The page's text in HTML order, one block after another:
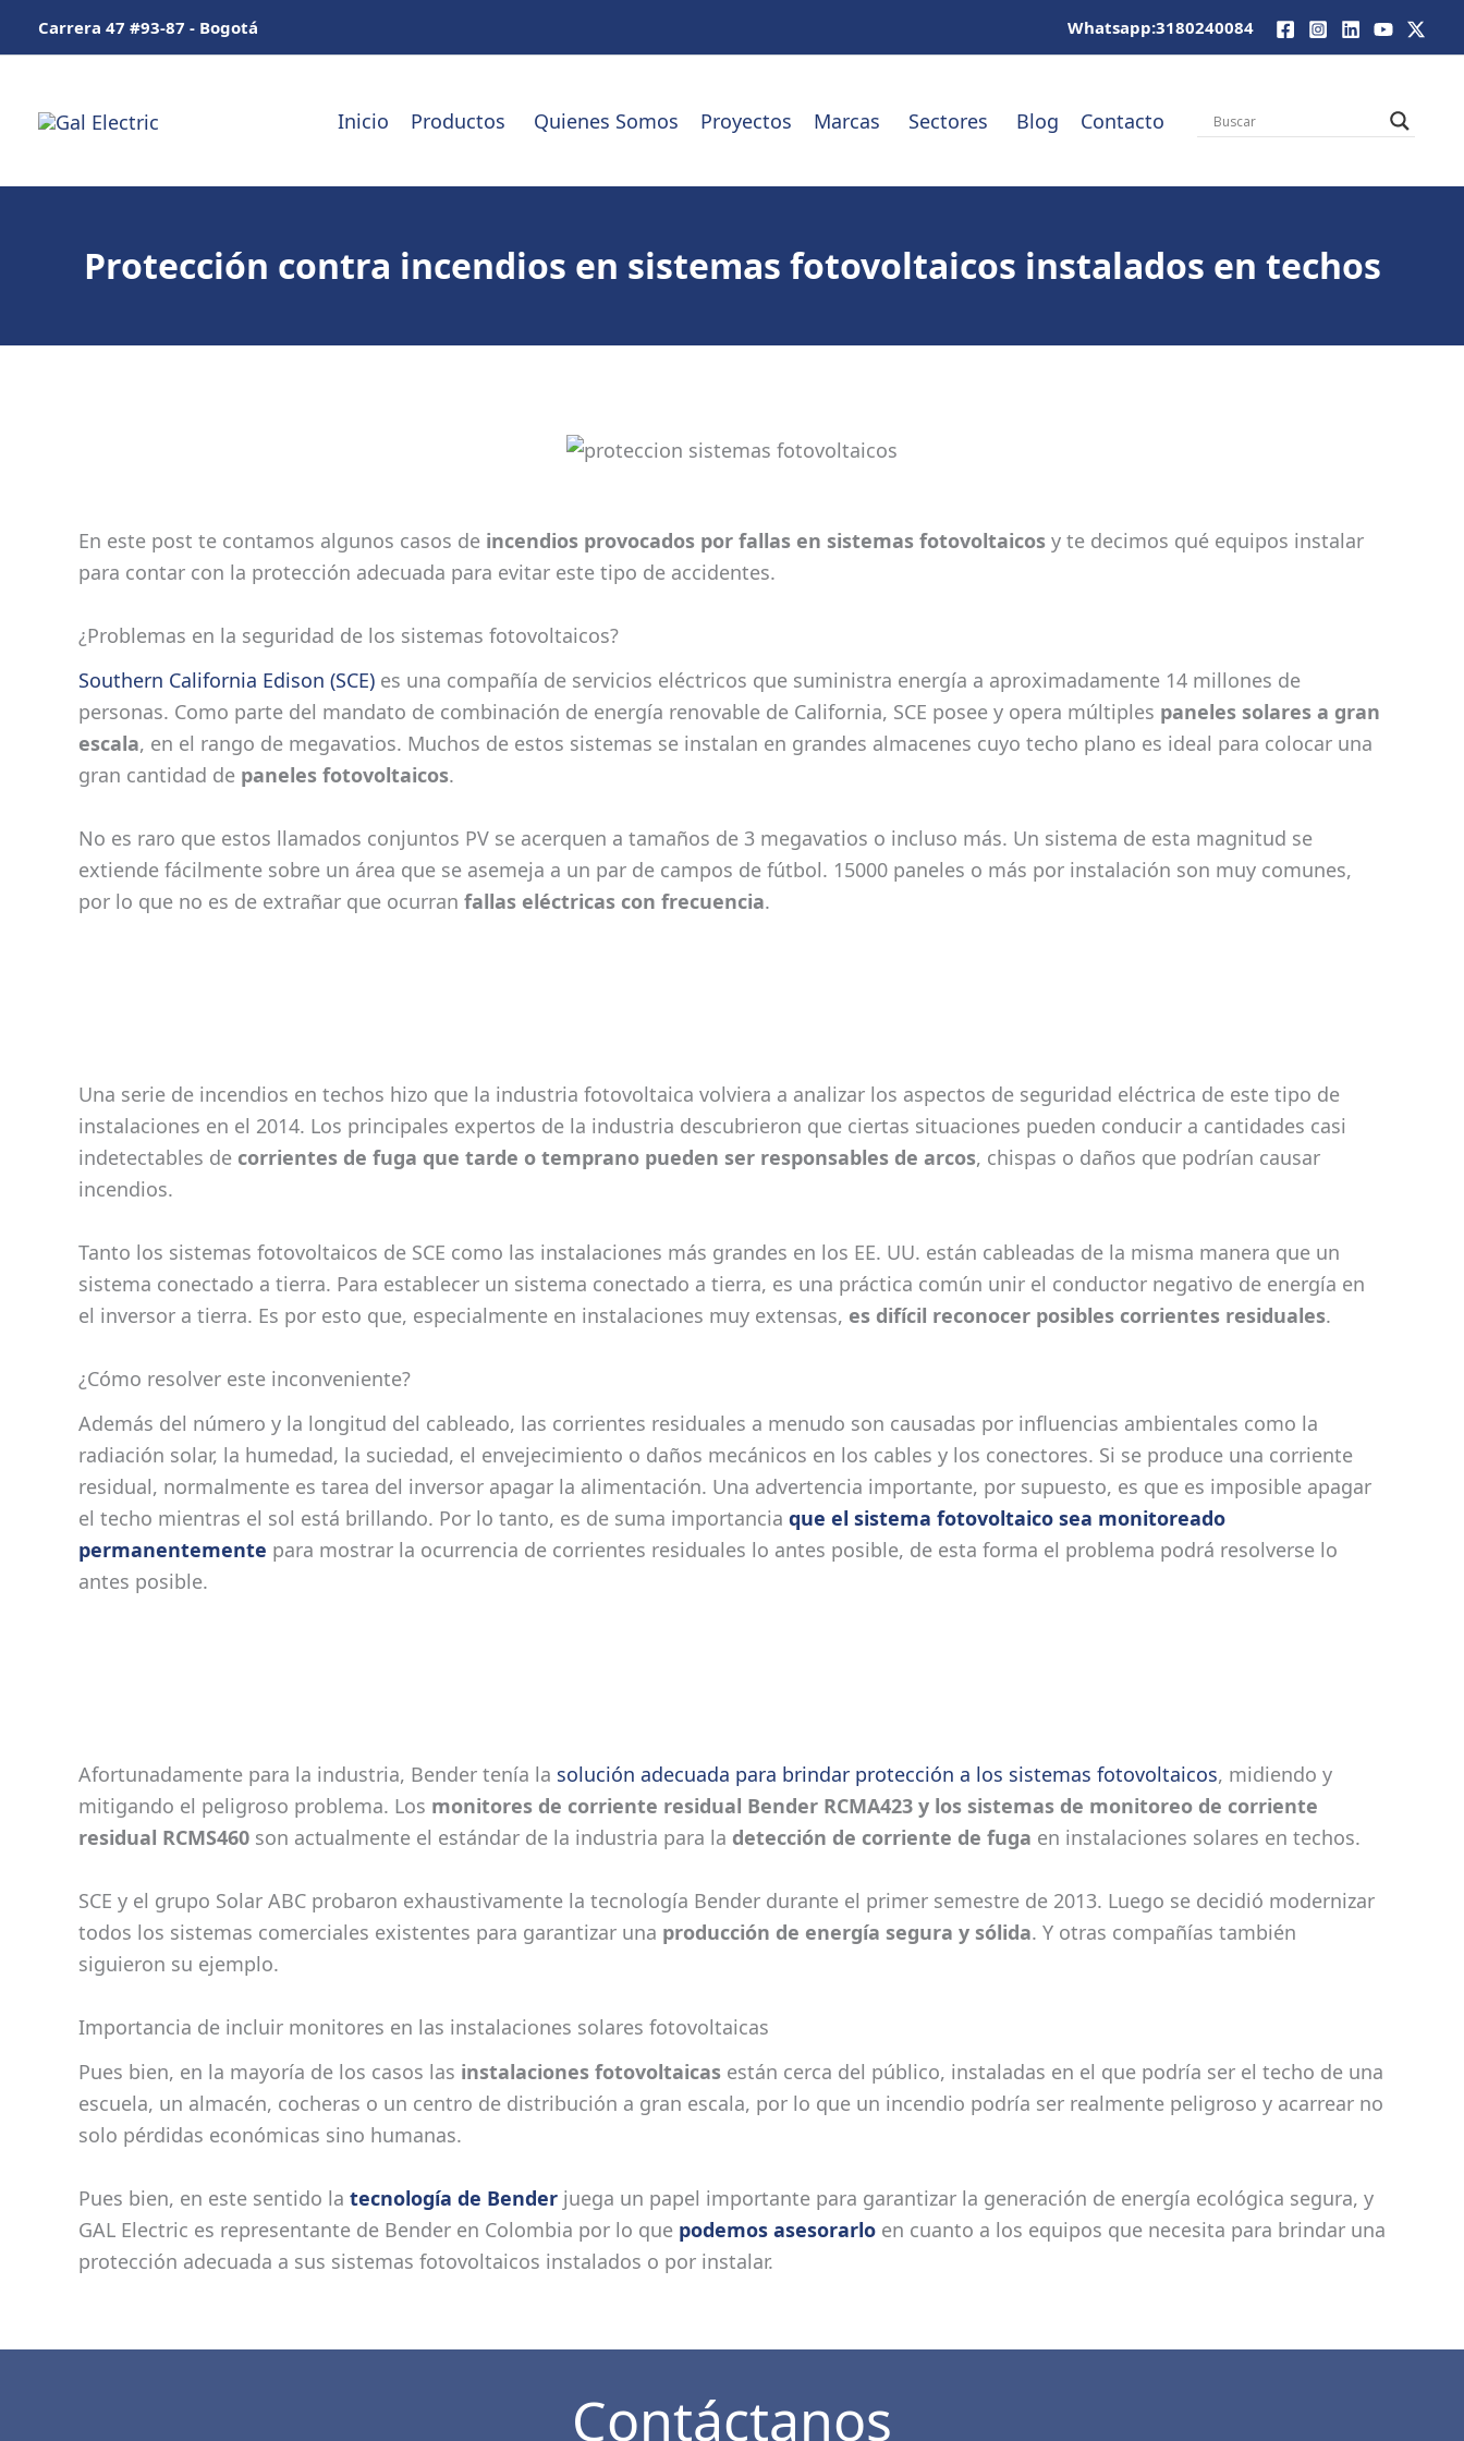
Carrera 47 #93-87 - Bogotá Whatsapp:3180240084
Inicio Productos Quienes Somos Proyectos Marcas Sectores Blog Contacto
Protección contra incendios en sistemas fotovoltaicos instalados en techos
En este post te contamos algunos casos de incendios provocados por fallas en sistemas fotovoltaicos y te decimos qué equipos instalar
para contar con la protección adecuada para evitar este tipo de accidentes.
¿Problemas en la seguridad de los sistemas fotovoltaicos?
Southern California Edison (SCE) es una compañía de servicios eléctricos que suministra energía a aproximadamente 14 millones de
personas. Como parte del mandato de combinación de energía renovable de California, SCE posee y opera múltiples paneles solares a gran
escala, en el rango de megavatios. Muchos de estos sistemas se instalan en grandes almacenes cuyo techo plano es ideal para colocar una
gran cantidad de paneles fotovoltaicos.
No es raro que estos llamados conjuntos PV se acerquen a tamaños de 3 megavatios o incluso más. Un sistema de esta magnitud se
extiende fácilmente sobre un área que se asemeja a un par de campos de fútbol. 15000 paneles o más por instalación son muy comunes,
por lo que no es de extrañar que ocurran fallas eléctricas con frecuencia.
Una serie de incendios en techos hizo que la industria fotovoltaica volviera a analizar los aspectos de seguridad eléctrica de este tipo de
instalaciones en el 2014. Los principales expertos de la industria descubrieron que ciertas situaciones pueden conducir a cantidades casi
indetectables de corrientes de fuga que tarde o temprano pueden ser responsables de arcos, chispas o daños que podrían causar
incendios.
Tanto los sistemas fotovoltaicos de SCE como las instalaciones más grandes en los EE. UU. están cableadas de la misma manera que un
sistema conectado a tierra. Para establecer un sistema conectado a tierra, es una práctica común unir el conductor negativo de energía en
el inversor a tierra. Es por esto que, especialmente en instalaciones muy extensas, es difícil reconocer posibles corrientes residuales.
¿Cómo resolver este inconveniente?
Además del número y la longitud del cableado, las corrientes residuales a menudo son causadas por influencias ambientales como la
radiación solar, la humedad, la suciedad, el envejecimiento o daños mecánicos en los cables y los conectores. Si se produce una corriente
residual, normalmente es tarea del inversor apagar la alimentación. Una advertencia importante, por supuesto, es que es imposible apagar
el techo mientras el sol está brillando. Por lo tanto, es de suma importancia que el sistema fotovoltaico sea monitoreado
permanentemente para mostrar la ocurrencia de corrientes residuales lo antes posible, de esta forma el problema podrá resolverse lo
antes posible.
Afortunadamente para la industria, Bender tenía la solución adecuada para brindar protección a los sistemas fotovoltaicos, midiendo y
mitigando el peligroso problema. Los monitores de corriente residual Bender RCMA423 y los sistemas de monitoreo de corriente
residual RCMS460 son actualmente el estándar de la industria para la detección de corriente de fuga en instalaciones solares en techos.
SCE y el grupo Solar ABC probaron exhaustivamente la tecnología Bender durante el primer semestre de 2013. Luego se decidió modernizar
todos los sistemas comerciales existentes para garantizar una producción de energía segura y sólida. Y otras compañías también
siguieron su ejemplo.
Importancia de incluir monitores en las instalaciones solares fotovoltaicas
Pues bien, en la mayoría de los casos las instalaciones fotovoltaicas están cerca del público, instaladas en el que podría ser el techo de una
escuela, un almacén, cocheras o un centro de distribución a gran escala, por lo que un incendio podría ser realmente peligroso y acarrear no
solo pérdidas económicas sino humanas.
Pues bien, en este sentido la tecnología de Bender juega un papel importante para garantizar la generación de energía ecológica segura, y
GAL Electric es representante de Bender en Colombia por lo que podemos asesorarlo en cuanto a los equipos que necesita para brindar una
protección adecuada a sus sistemas fotovoltaicos instalados o por instalar.
Contáctanos